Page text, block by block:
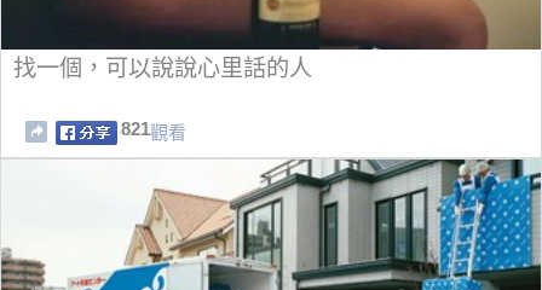
找一個，可以說說心里話的人
821觀看